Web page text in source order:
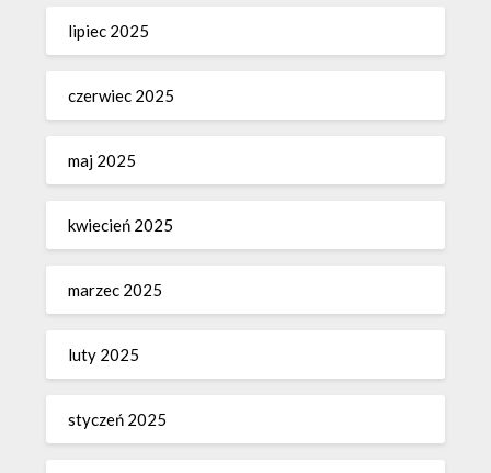
lipiec 2025
czerwiec 2025
maj 2025
kwiecień 2025
marzec 2025
luty 2025
styczeń 2025